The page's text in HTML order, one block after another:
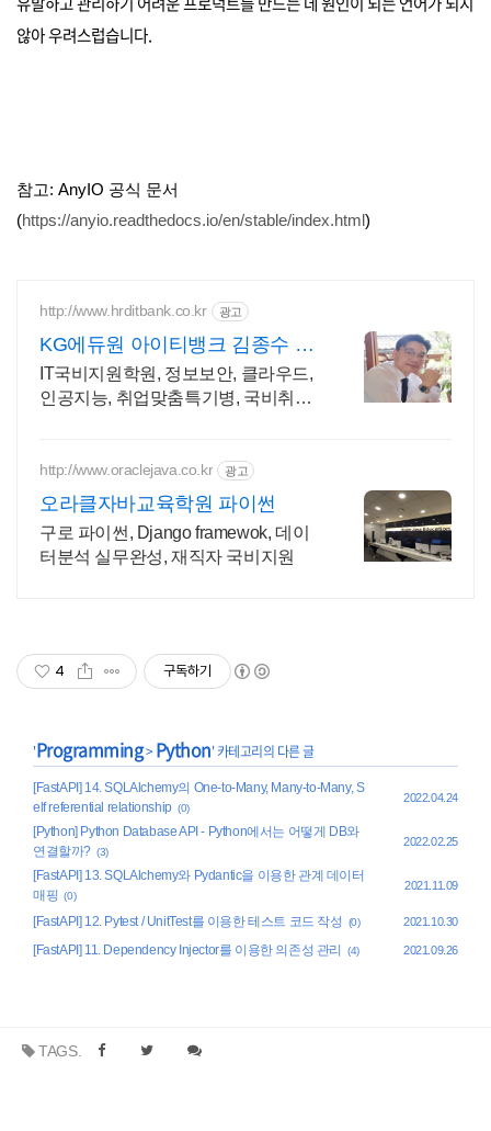
않아 우려스럽습니다.
참고: AnyIO 공식 문서
(https://anyio.readthedocs.io/en/stable/index.html )
http://www.hrditbank.co.kr 광고
KG에듀원 아이티뱅크 김종수 27
년경력전문가 IT취업상담
IT국비지원학원, 정보보안, 클라우드,
인공지능, 취업맞춤특기병, 국비취업
http://www.oraclejava.co.kr 광고
오라클자바교육학원 파이썬
구로 파이썬, Django framewok, 데이
터분석 실무완성, 재직자 국비지원
4 구독하기
'Programming> Python' 카테고리의 다른 글
[FastAPI] 14. SQLAlchemy의 One-to-Many, Many-to-Many, S
elf referential relationship (0)
2022.04.24
[Python] Python Database API - Python에서는 어떻게 DB와
연결할까? (3)
2022.02.25
[FastAPI] 13. SQLAlchemy와 Pydantic을 이용한 관계 데이터
매핑 (0)
2021.11.09
[FastAPI] 12. Pytest / UnitTest를 이용한 테스트 코드 작성 (0) 2021.10.30
[FastAPI] 11. Dependency Injector를 이용한 의존성 관리 (4) 2021.09.26
TAGS.